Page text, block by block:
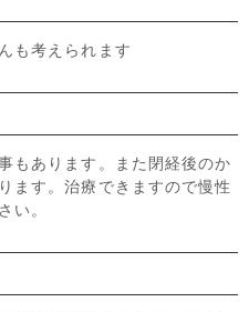
も考えられます
もあります。また閉経後のか
ます。治療できますので慢性
い。